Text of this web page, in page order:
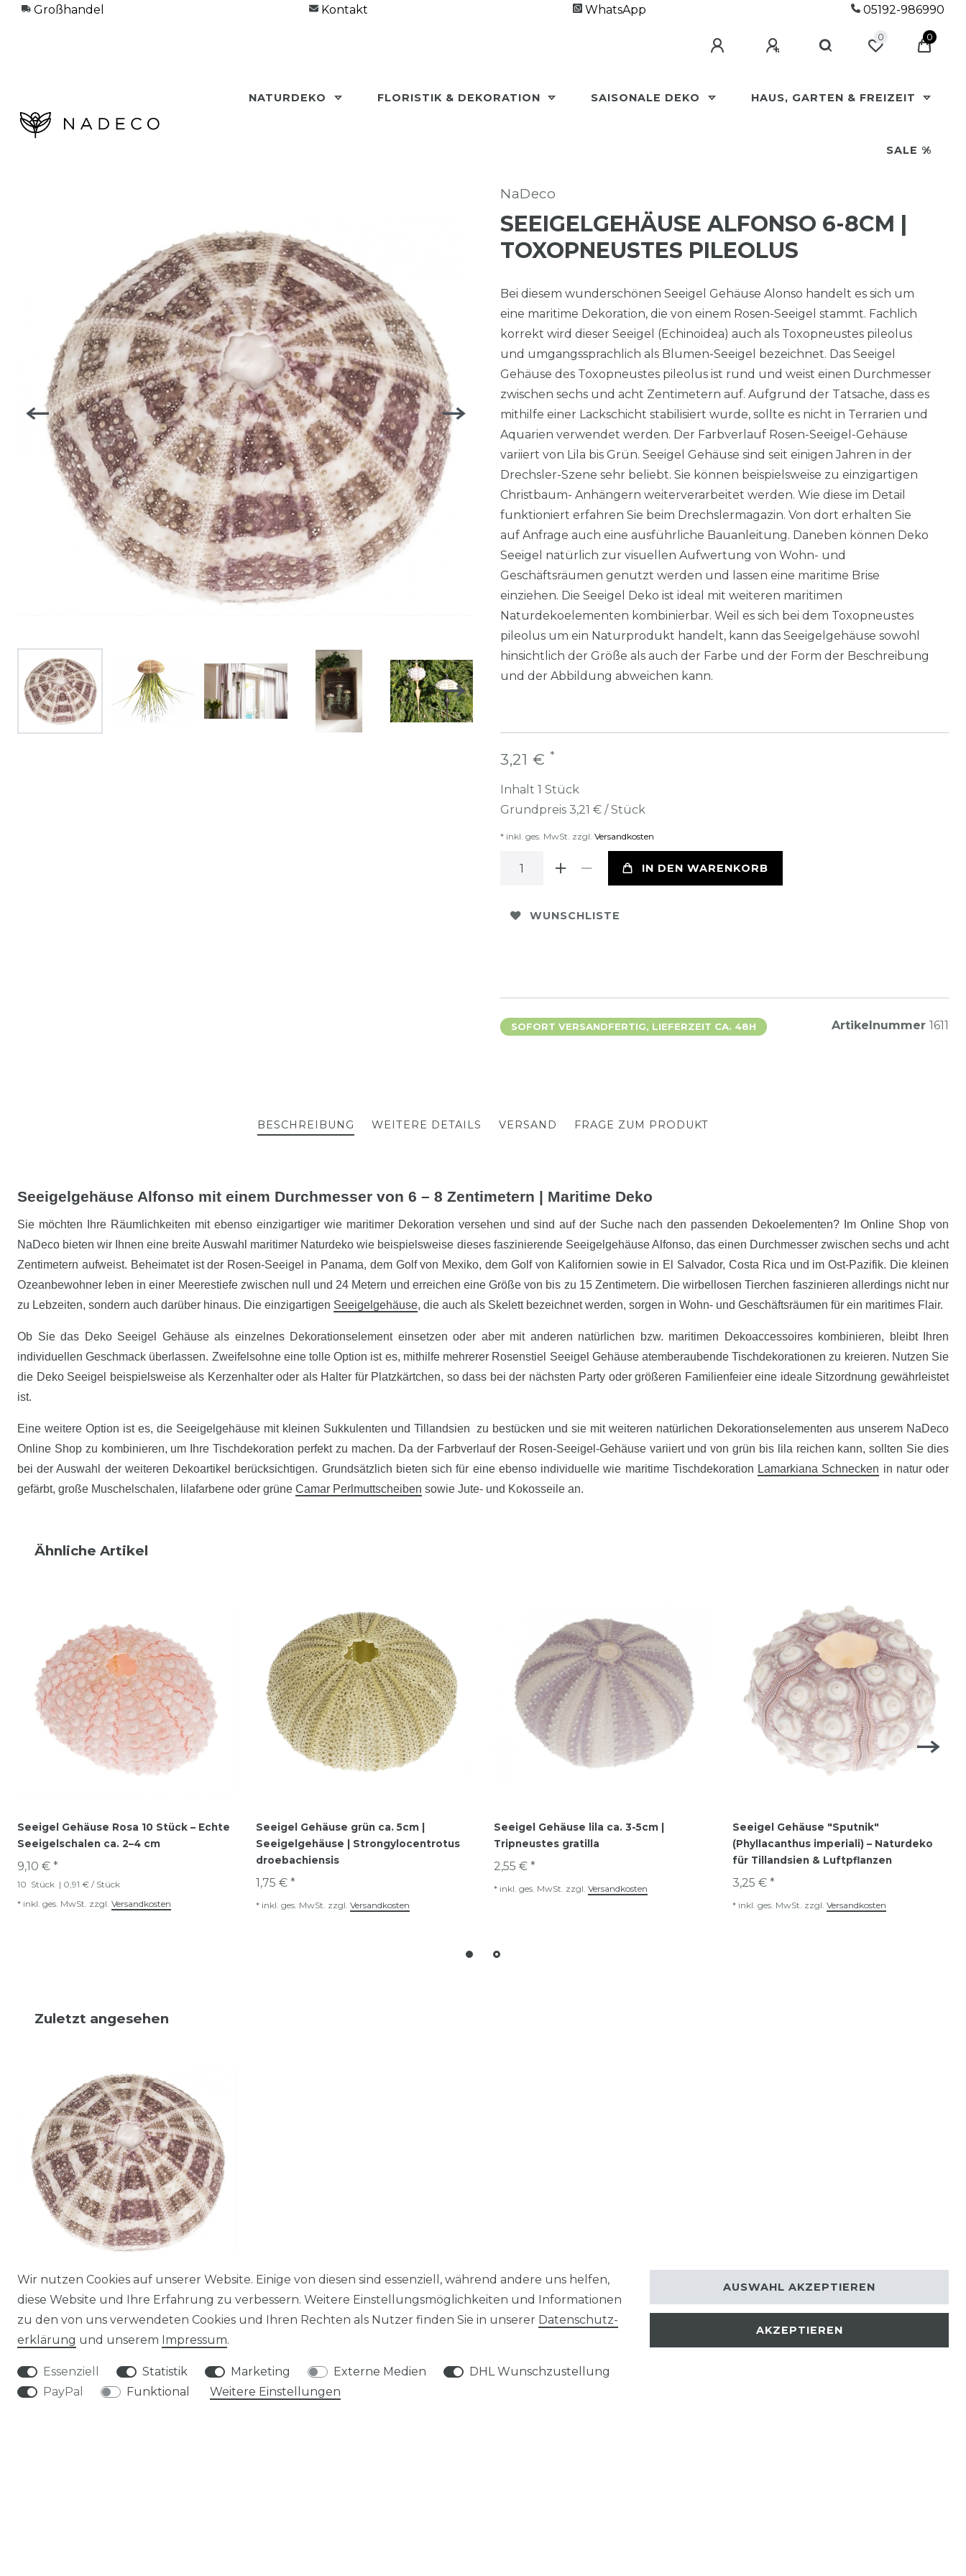
Großhandel Kontakt WhatsApp 05192-986990
0 0
NATURDEKO FLORISTIK & DEKORATION SAISONALE DEKO HAUS, GARTEN & FREIZEIT
SALE %
NaDeco
SEEIGELGEHÄUSE ALFONSO 6-8CM |
TOXOPNEUSTES PILEOLUS
Bei diesem wunderschönen Seeigel Gehäuse Alonso handelt es sich um
eine maritime Dekoration, die von einem Rosen-Seeigel stammt. Fachlich
korrekt wird dieser Seeigel (Echinoidea) auch als Toxopneustes pileolus
und umgangssprachlich als Blumen-Seeigel bezeichnet. Das Seeigel
Gehäuse des Toxopneustes pileolus ist rund und weist einen Durchmesser
zwischen sechs und acht Zentimetern auf. Aufgrund der Tatsache, dass es
mithilfe einer Lackschicht stabilisiert wurde, sollte es nicht in Terrarien und
Aquarien verwendet werden. Der Farbverlauf Rosen-Seeigel-Gehäuse
variiert von Lila bis Grün. Seeigel Gehäuse sind seit einigen Jahren in der
Drechsler-Szene sehr beliebt. Sie können beispielsweise zu einzigartigen
Christbaum- Anhängern weiterverarbeitet werden. Wie diese im Detail
funktioniert erfahren Sie beim Drechslermagazin. Von dort erhalten Sie
auf Anfrage auch eine ausführliche Bauanleitung. Daneben können Deko
Seeigel natürlich zur visuellen Aufwertung von Wohn- und
Geschäftsräumen genutzt werden und lassen eine maritime Brise
einziehen. Die Seeigel Deko ist ideal mit weiteren maritimen
Naturdekoelementen kombinierbar. Weil es sich bei dem Toxopneustes
pileolus um ein Naturprodukt handelt, kann das Seeigelgehäuse sowohl
hinsichtlich der Größe als auch der Farbe und der Form der Beschreibung
und der Abbildung abweichen kann.
3,21 € *
Inhalt 1 Stück
Grundpreis 3,21 € / Stück
* inkl. ges. MwSt. zzgl. Versandkosten
IN DEN WARENKORB
WUNSCHLISTE
SOFORT VERSANDFERTIG, LIEFERZEIT CA. 48H Artikelnummer 1611
BESCHREIBUNG WEITERE DETAILS VERSAND FRAGE ZUM PRODUKT
Seeigelgehäuse Alfonso mit einem Durchmesser von 6 – 8 Zentimetern | Maritime Deko
Sie möchten Ihre Räumlichkeiten mit ebenso einzigartiger wie maritimer Dekoration versehen und sind auf der Suche nach den passenden Dekoelementen? Im Online Shop von
NaDeco bieten wir Ihnen eine breite Auswahl maritimer Naturdeko wie beispielsweise dieses faszinierende Seeigelgehäuse Alfonso, das einen Durchmesser zwischen sechs und acht
Zentimetern aufweist. Beheimatet ist der Rosen-Seeigel in Panama, dem Golf von Mexiko, dem Golf von Kalifornien sowie in El Salvador, Costa Rica und im Ost-Pazifik. Die kleinen
Ozeanbewohner leben in einer Meerestiefe zwischen null und 24 Metern und erreichen eine Größe von bis zu 15 Zentimetern. Die wirbellosen Tierchen faszinieren allerdings nicht nur
zu Lebzeiten, sondern auch darüber hinaus. Die einzigartigen Seeigelgehäuse, die auch als Skelett bezeichnet werden, sorgen in Wohn- und Geschäftsräumen für ein maritimes Flair.
Ob Sie das Deko Seeigel Gehäuse als einzelnes Dekorationselement einsetzen oder aber mit anderen natürlichen bzw. maritimen Dekoaccessoires kombinieren, bleibt Ihren
individuellen Geschmack überlassen. Zweifelsohne eine tolle Option ist es, mithilfe mehrerer Rosenstiel Seeigel Gehäuse atemberaubende Tischdekorationen zu kreieren. Nutzen Sie
die Deko Seeigel beispielsweise als Kerzenhalter oder als Halter für Platzkärtchen, so dass bei der nächsten Party oder größeren Familienfeier eine ideale Sitzordnung gewährleistet
ist.
Eine weitere Option ist es, die Seeigelgehäuse mit kleinen Sukkulenten und Tillandsien zu bestücken und sie mit weiteren natürlichen Dekorationselementen aus unserem NaDeco
Online Shop zu kombinieren, um Ihre Tischdekoration perfekt zu machen. Da der Farbverlauf der Rosen-Seeigel-Gehäuse variiert und von grün bis lila reichen kann, sollten Sie dies
bei der Auswahl der weiteren Dekoartikel berücksichtigen. Grundsätzlich bieten sich für eine ebenso individuelle wie maritime Tischdekoration Lamarkiana Schnecken in natur oder
gefärbt, große Muschelschalen, lilafarbene oder grüne Camar Perlmuttscheiben sowie Jute- und Kokosseile an.
Ähnliche Artikel
Seeigel Gehäuse Rosa 10 Stück – Echte
Seeigelschalen ca. 2–4 cm
9,10 € *
10 Stück | 0,91 € / Stück
* inkl. ges. MwSt. zzgl. Versandkosten
Seeigel Gehäuse grün ca. 5cm |
Seeigelgehäuse | Strongylocentrotus
droebachiensis
1,75 € *
* inkl. ges. MwSt. zzgl. Versandkosten
Seeigel Gehäuse lila ca. 3-5cm |
Tripneustes gratilla
2,55 € *
* inkl. ges. MwSt. zzgl. Versandkosten
Seeigel Gehäuse "Sputnik"
(Phyllacanthus imperiali) – Naturdeko
für Tillandsien & Luftpflanzen
3,25 € *
* inkl. ges. MwSt. zzgl. Versandkosten
Zuletzt angesehen
Seeigelgehäuse Alfonso 6-8cm |
Toxopneustes pileolus
3,21 € *
Wir nutzen Cookies auf unserer Website. Einige von diesen sind essenziell, während andere uns helfen,
diese Website und Ihre Erfahrung zu verbessern. Weitere Einstellungsmöglichkeiten und Informationen
zu den von uns verwendeten Cookies und Ihren Rechten als Nutzer finden Sie in unserer Daten­schutz­
erklärung und unserem Impressum.
Essenziell Statistik Marketing Externe Medien
DHL Wunschzustellung
PayPal
Funktional Weitere Einstellungen
AKZEPTIEREN
AUSWAHL AKZEPTIEREN